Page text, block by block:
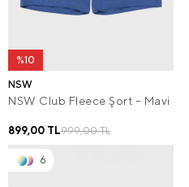
%10
NSW
NSW Club Fleece Şort – Mavi
999,00 TL
899,00 TL
6